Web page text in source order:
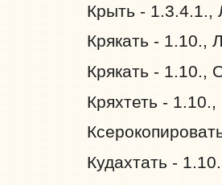
Крыть -
Крякать - 1.10.,
Крякать - 1.10.,
Кряхтеть -
Кудахтать -